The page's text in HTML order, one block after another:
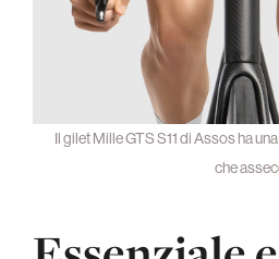
Il gilet Mille GTS S11 di Assos ha
che